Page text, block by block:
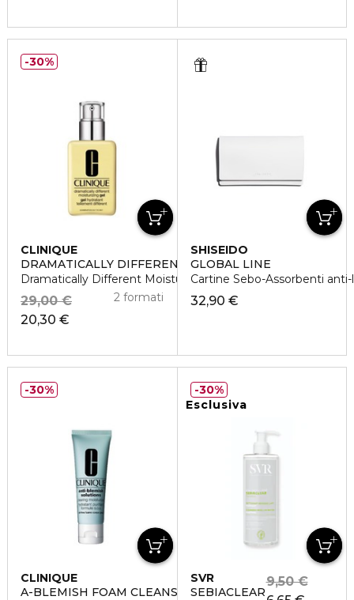
CLINIQUE
DRAMATICALLY DIFFERENT
Dramatically Different Moisturizing Gel
20,30 €
29,00 € 2 formati
30%
SHISEIDO
GLOBAL LINE
Cartine Sebo-Assorbenti
32,90 €
CLINIQUE
A-BLEMISH FOAM CLEANSING 12
30%
Esclusiva
SVR
SEBIACLEAR
9,50 €
30%